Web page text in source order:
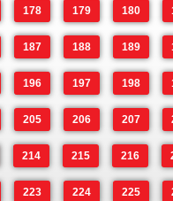
178 179 180
187 188 189
196 197 198
205 206 207
214 215 216
223 224 225